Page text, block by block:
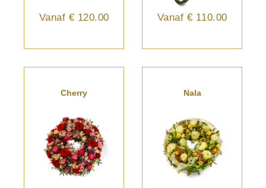
Vanaf € 120.00 Vanaf € 110.00
Cherry Nala